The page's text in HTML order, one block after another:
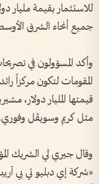
للاستثمار بقيمة مليار
جميع أنحاء الشرق
وأكد المسؤولون في
المقومات لتكون مركزاً
قيمتها المليار دولار،
مثل كريم وسويڤل
وقال جيري لي الشريك
«شركة إي دبليو تي بي